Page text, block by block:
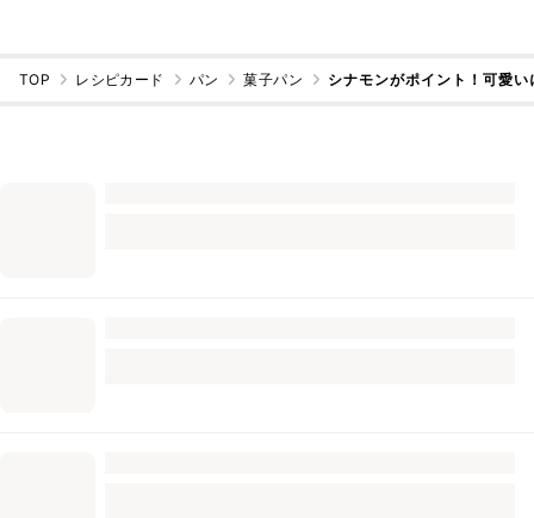
TOP レシピカード パン 菓子パン シナモンがポイント！可愛